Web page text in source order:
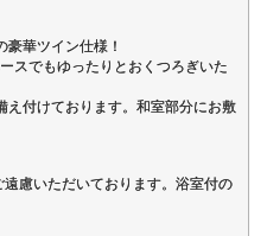
華ツイン仕様！
スでもゆったりとおくつろぎいた
付けております。和室部分にお敷
慮いただいております。浴室付の